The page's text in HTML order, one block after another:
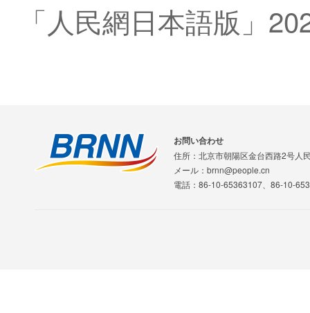
「人民網日本語版」
お問い合わせ
住所：北京市朝陽区金台西路2号人
メール：brnn@people.cn
電話：86-10-65363107、86-10-